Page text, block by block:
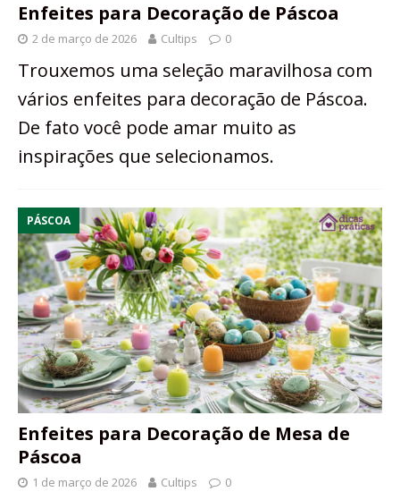
Enfeites para Decoração de Páscoa
2 de março de 2026 Cultips 0
Trouxemos uma seleção maravilhosa com
vários enfeites para decoração de Páscoa.
De fato você pode amar muito as
inspirações que selecionamos.
PÁSCOA
Enfeites para Decoração de Mesa de
Páscoa
1 de março de 2026 Cultips 0